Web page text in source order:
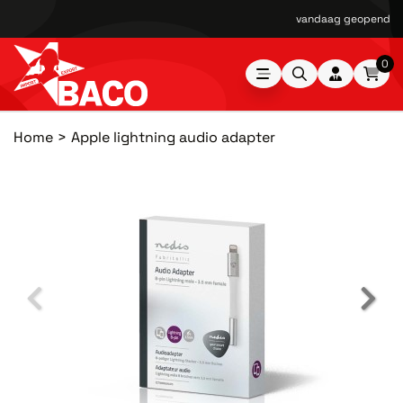
vandaag geopend
0
Home Apple lightning audio adapter